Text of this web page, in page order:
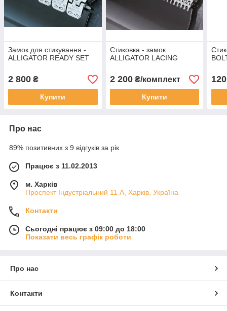
Замок для стикування -
ALLIGATOR READY SET
2 800 ₴
Купити
Стиковка - замок
ALLIGATOR LACING
2 200₴/комплект
Купити
120
Про нас
89% позитивних з 9 відгуків за рік
Працює з 11.02.2013
м. Харків
Проспект Індустріальний 11 А, Харків, Україна
Контакти
Сьогодні працює з 09:00 до 18:00
Показати весь графік роботи
Про нас
Контакти